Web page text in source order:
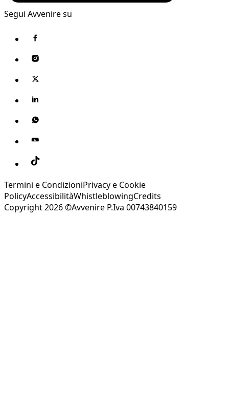
Segui Avvenire su
Termini e CondizioniPrivacy e Cookie
PolicyAccessibilitàWhistleblowingCredits
Copyright 2026 ©Avvenire P.Iva 00743840159